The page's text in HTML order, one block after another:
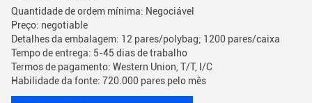
Quantidade de ordem mínima: Negociável
Preço: negotiable
Detalhes da embalagem: 12 pares/polybag; 1200 pares/caixa
Tempo de entrega: 5-45 dias de trabalho
Termos de pagamento: Western Union, T/T, l/C
Habilidade da fonte: 720.000 pares pelo mês